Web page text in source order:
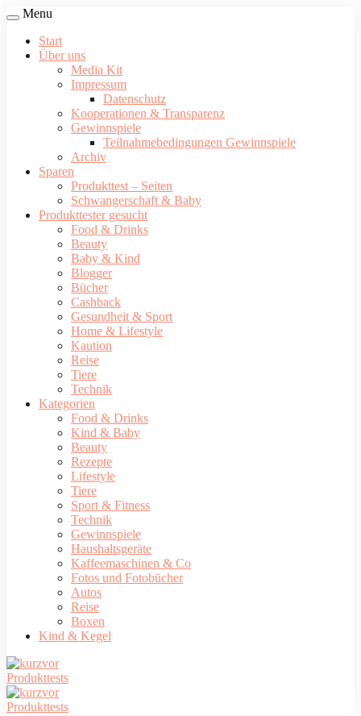
Menu
Start
Über uns
Media Kit
Impressum
Datenschutz
Kooperationen & Transparenz
Gewinnspiele
Teilnahmebedingungen Gewinnspiele
Archiv
Sparen
Produkttest – Seiten
Schwangerschaft & Baby
Produkttester gesucht
Food & Drinks
Beauty
Baby & Kind
Blogger
Bücher
Cashback
Gesundheit & Sport
Home & Lifestyle
Kaution
Reise
Tiere
Technik
Kategorien
Food & Drinks
Kind & Baby
Beauty
Rezepte
Lifestyle
Tiere
Sport & Fitness
Technik
Gewinnspiele
Haushaltsgeräte
Kaffeemaschinen & Co
Fotos und Fotobücher
Autos
Reise
Boxen
Kind & Kegel